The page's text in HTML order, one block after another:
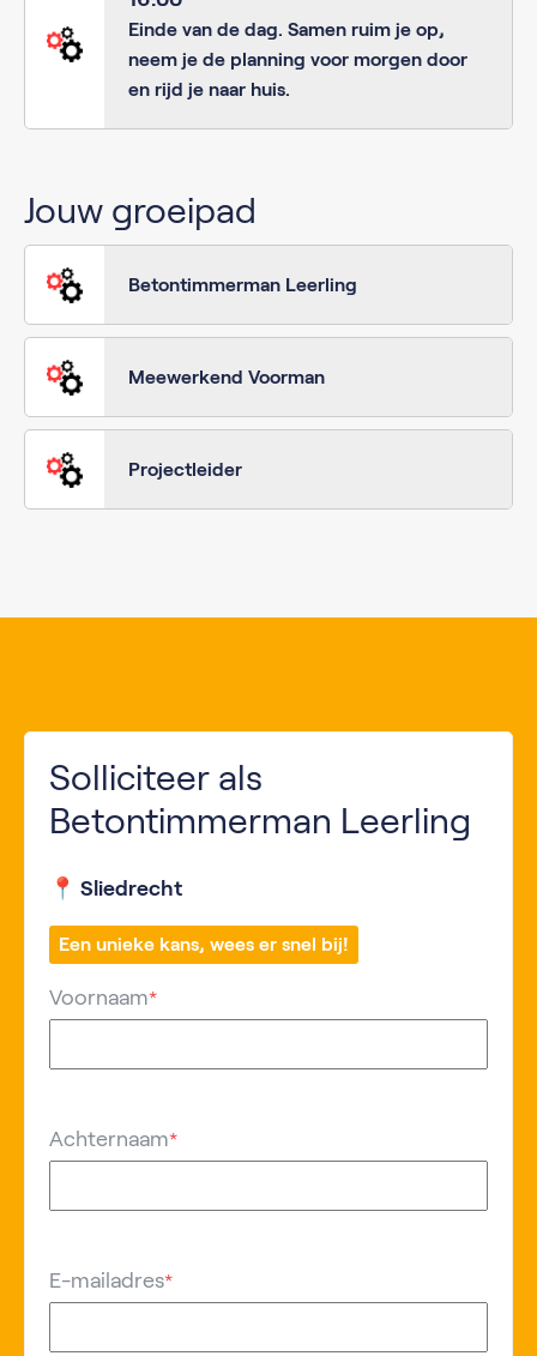
Einde van de dag. Samen ruim je op,
neem je de planning voor morgen door
en rijd je naar huis.
Jouw groeipad
Betontimmerman Leerling
Meewerkend Voorman
Projectleider
Solliciteer als
Betontimmerman Leerling
📍 Sliedrecht
Een unieke kans, wees er snel bij!
Voornaam*
Achternaam*
E-mailadres*